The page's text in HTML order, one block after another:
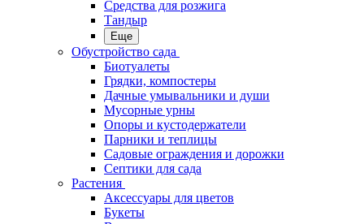
Средства для розжига
Тандыр
Еще
Обустройство сада
Биотуалеты
Грядки, компостеры
Дачные умывальники и души
Мусорные урны
Опоры и кустодержатели
Парники и теплицы
Садовые ограждения и дорожки
Септики для сада
Растения
Аксессуары для цветов
Букеты